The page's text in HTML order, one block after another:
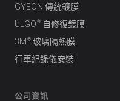
GYEON 傳統鍍膜
ULGO ® 自修復鍍膜
3M ® 玻璃隔熱膜
行車紀錄儀安裝
公司資訊